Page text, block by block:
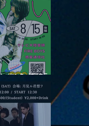
ー/センター"訳"フラ